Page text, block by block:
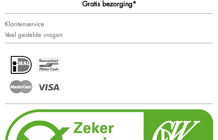
Gratis bezorging*
Klantenservice
Veel gestelde vragen